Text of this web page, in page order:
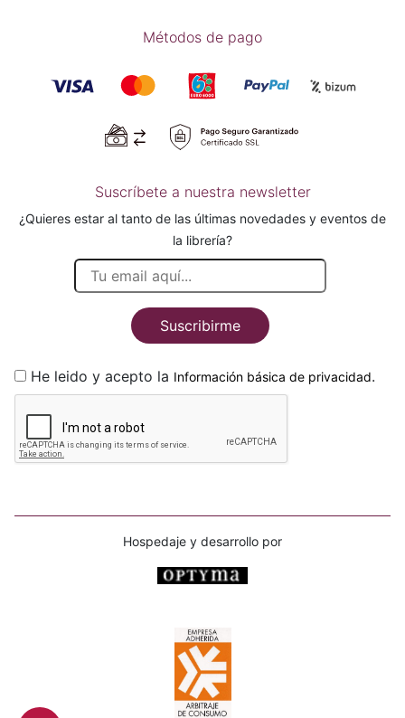
Métodos de pago
Suscríbete a nuestra newsletter
¿Quieres estar al tanto de las últimas novedades y eventos de
la librería?
Suscribirme
He leido y acepto la Información básica de privacidad.
Hospedaje y desarrollo por